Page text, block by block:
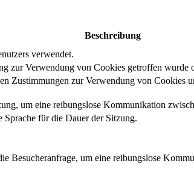
Beschreibung
verwendet.
zur Verwendung von Cookies getroffen wurde
Zustimmungen zur Verwendung von
um eine reibungslose Kommunikation
für die Dauer der Sitzung.
Besucheranfrage, um eine reibungslose